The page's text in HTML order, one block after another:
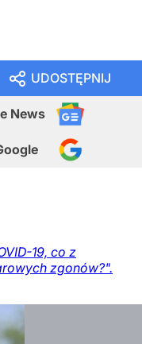
UDOSTĘPNIJ
News
19, co z
zgonów?".